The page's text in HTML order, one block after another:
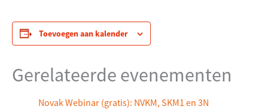
Toevoegen aan kalender
Gerelateerde evenementen
Novak Webinar (gratis): NVKM, SKM1 en 3N